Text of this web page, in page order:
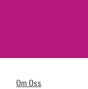
Om Oss